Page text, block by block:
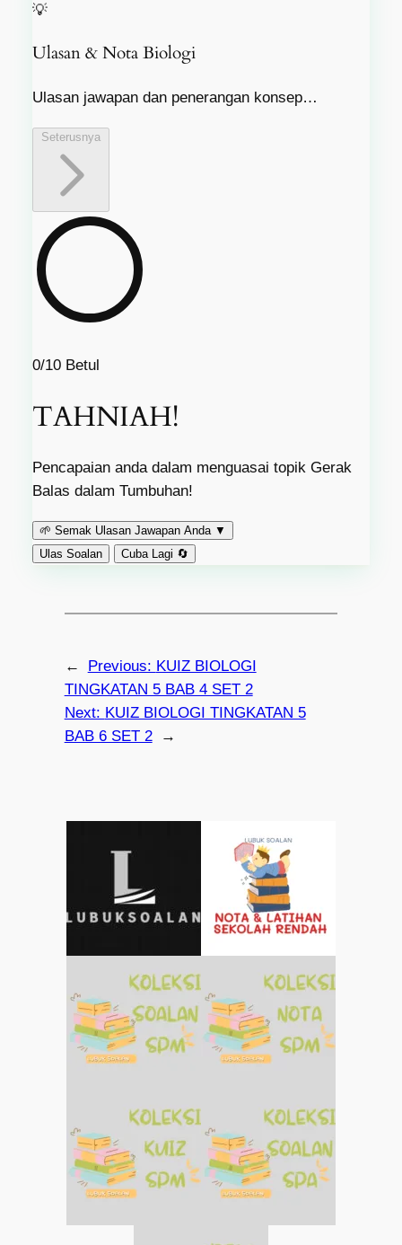
💡
Ulasan & Nota Biologi
Ulasan jawapan dan penerangan konsep…
Seterusnya
0/10 Betul
TAHNIAH!
Pencapaian anda dalam menguasai topik Gerak
Balas dalam Tumbuhan!
🌱 Semak Ulasan Jawapan Anda ▼
Ulas Soalan
Cuba Lagi 🔄
← Previous: KUIZ BIOLOGI
TINGKATAN 5 BAB 4 SET 2
Next: KUIZ BIOLOGI TINGKATAN 5
BAB 6 SET 2
→